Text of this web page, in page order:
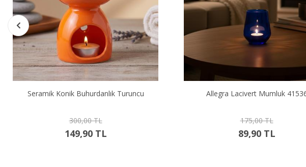
Allegra Lacivert Mumluk 41536
175,00 TL
89,90 TL
Allegra Kırmızı Mumluk 41536
200,00 TL
99,90 TL